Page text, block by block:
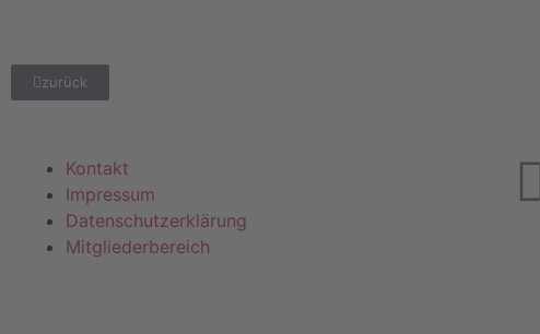
zurück
Kontakt
Impressum
Datenschutzerklärung
Mitgliederbereich